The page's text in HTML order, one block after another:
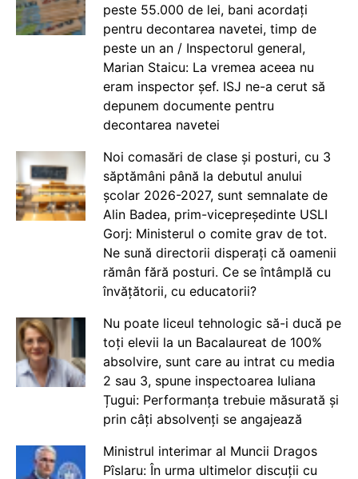
peste 55.000 de lei, bani acordați
pentru decontarea navetei, timp de
peste un an / Inspectorul general,
Marian Staicu: La vremea aceea nu
eram inspector șef. ISJ ne-a cerut să
depunem documente pentru
decontarea navetei
Noi comasări de clase și posturi, cu 3
săptămâni până la debutul anului
școlar 2026-2027, sunt semnalate de
Alin Badea, prim-vicepreședinte USLI
Gorj: Ministerul o comite grav de tot.
Ne sună directorii disperați că oamenii
rămân fără posturi. Ce se întâmplă cu
învățătorii, cu educatorii?
Nu poate liceul tehnologic să-i ducă pe
toți elevii la un Bacalaureat de 100%
absolvire, sunt care au intrat cu media
2 sau 3, spune inspectoarea Iuliana
Țugui: Performanța trebuie măsurată și
prin câți absolvenți se angajează
Ministrul interimar al Muncii Dragos
Pîslaru: În urma ultimelor discuții cu